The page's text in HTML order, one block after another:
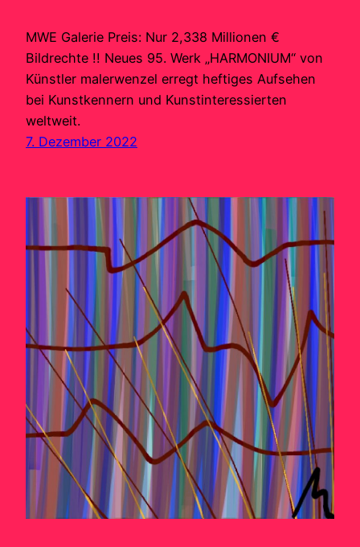
MWE Galerie Preis: Nur 2,338 Millionen €
Bildrechte !! Neues 95. Werk „HARMONIUM“ von
Künstler malerwenzel erregt heftiges Aufsehen
bei Kunstkennern und Kunstinteressierten
weltweit.
7. Dezember 2022